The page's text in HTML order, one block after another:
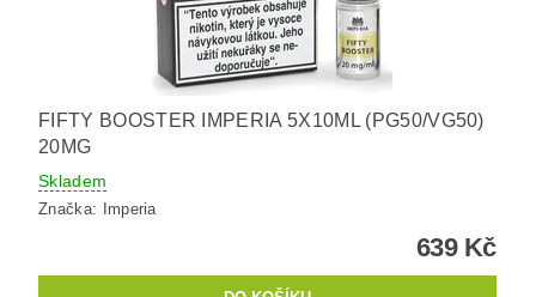
FIFTY BOOSTER IMPERIA 5X10ML (PG50/VG50)
20MG
Skladem
Značka: Imperia
639 Kč